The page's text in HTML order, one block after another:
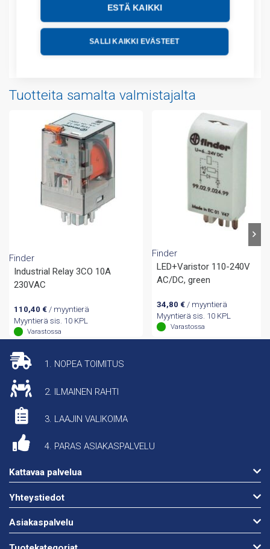
ESTÄ KAIKKI
SALLI KAIKKI EVÄSTEET
Tekniset tiedot
Liitteet
Tuotteita samalta valmistajalta
Finder
Industrial Relay 3CO 10A
230VAC
110,40 €/ myyntierä
Myyntierä sis. 10 KPL
Varastossa
Finder
LED+Varistor 110-240V
AC/DC, green
34,80 € / myyntierä
Myyntierä sis. 10 KPL
Varastossa
1. NOPEA TOIMITUS
2. ILMAINEN RAHTI
3. LAAJIN VALIKOIMA
4. PARAS ASIAKASPALVELU
Kattavaa palvelua
Yhteystiedot
Asiakaspalvelu